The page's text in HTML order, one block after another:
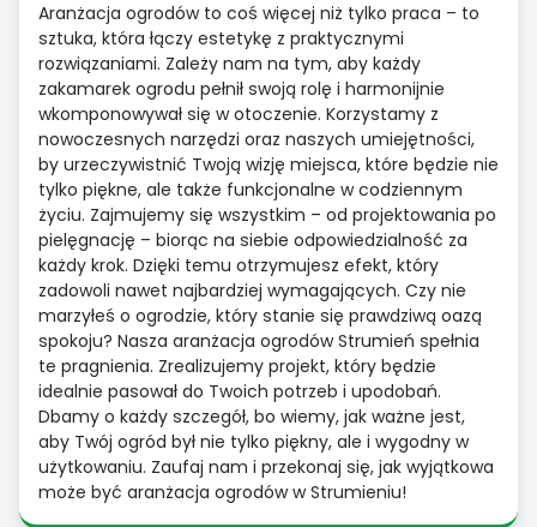
Aranżacja ogrodów to coś więcej niż tylko praca – to
sztuka, która łączy estetykę z praktycznymi
rozwiązaniami. Zależy nam na tym, aby każdy
zakamarek ogrodu pełnił swoją rolę i harmonijnie
wkomponowywał się w otoczenie. Korzystamy z
nowoczesnych narzędzi oraz naszych umiejętności,
by urzeczywistnić Twoją wizję miejsca, które będzie nie
tylko piękne, ale także funkcjonalne w codziennym
życiu. Zajmujemy się wszystkim – od projektowania po
pielęgnację – biorąc na siebie odpowiedzialność za
każdy krok. Dzięki temu otrzymujesz efekt, który
zadowoli nawet najbardziej wymagających. Czy nie
marzyłeś o ogrodzie, który stanie się prawdziwą oazą
spokoju? Nasza aranżacja ogrodów Strumień spełnia
te pragnienia. Zrealizujemy projekt, który będzie
idealnie pasował do Twoich potrzeb i upodobań.
Dbamy o każdy szczegół, bo wiemy, jak ważne jest,
aby Twój ogród był nie tylko piękny, ale i wygodny w
użytkowaniu. Zaufaj nam i przekonaj się, jak wyjątkowa
może być aranżacja ogrodów w Strumieniu!